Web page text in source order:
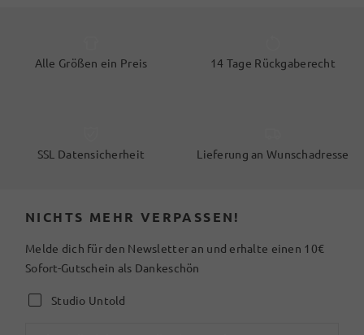
Alle Größen ein Preis 14 Tage Rückgaberecht
SSL Datensicherheit Lieferung an Wunschadresse
NICHTS MEHR VERPASSEN!
Melde dich für den Newsletter an und erhalte einen 10€
Sofort-Gutschein als Dankeschön
Studio Untold